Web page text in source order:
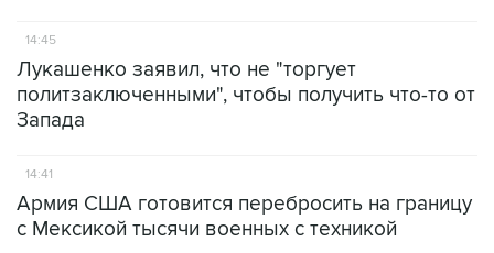
14:45
Лукашенко заявил, что не "торгует
политзаключенными", чтобы получить что-то от
Запада
14:41
Армия США готовится перебросить на границу
с Мексикой тысячи военных с техникой